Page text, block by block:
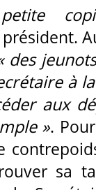
des
à
aux
».
sa